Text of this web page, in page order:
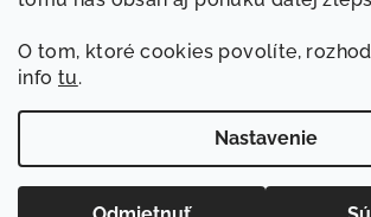
O tom, ktoré cookies povolíte,
info tu.
Nastavenie
Sledovať na Instagrame
nastavenie cookies